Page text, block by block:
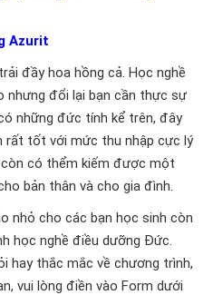
Azurit
đầy hoa hồng cả. Học nghề
nhưng đổi lại bạn cần thực sự
những đức tính kể trên, đây
rất tốt với mức thu nhập cực lý
có thểm kiếm được một
bản thân và cho gia đình.
nhỏ cho các bạn học sinh còn
học nghề điều dưỡng Đức.
hay thắc mắc về chương trình,
vui lòng điền vào Form dưới